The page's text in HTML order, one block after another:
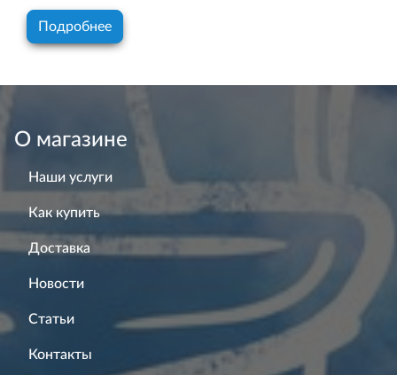
Подробнее
О магазине
Наши услуги
Как купить
Доставка
Новости
Статьи
Контакты